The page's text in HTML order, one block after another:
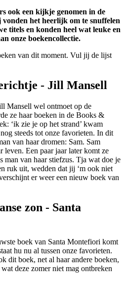
ook een kijkje genomen in de
het heerlijk om te snuffelen
titels en konden heel wat leuke en
onze boekencollectie.
van dit moment. Vul jij de lijst
- Jill Mansell
Mansell wel ontmoet op de
ze haar boeken in de Books &
‘ik zie je op het strand’ kwam
steeds tot onze favorieten. In dit
van haar dromen: Sam. Sam
leven. Een paar jaar later komt ze
man van haar stiefzus. Tja wat doe je
ruk uit, wedden dat jij ‘m ook niet
er weer een nieuw boek van
zon - Santa
boek van Santa Montefiori komt
hu nu al tussen onze favorieten.
dit boek, net al haar andere boeken,
deze zomer niet mag ontbreken